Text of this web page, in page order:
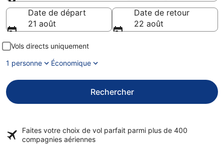
Destination
Date de départ
21 août
Date de retour
22 août
Vols directs uniquement
1 personne
Économique
Rechercher
Faites votre choix de vol parfait parmi plus de 400
compagnies aériennes